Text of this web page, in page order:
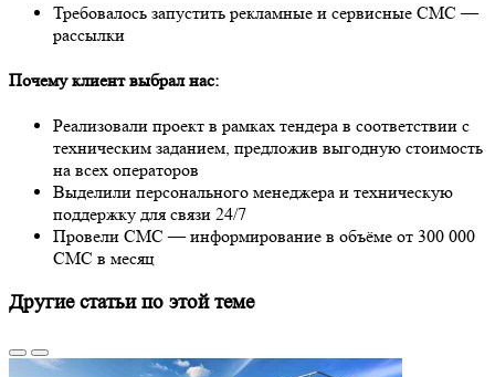
Требовалось запустить рекламные и сервисные СМС —
рассылки
Почему клиент выбрал нас:
Реализовали проект в рамках тендера в соответствии с
техническим заданием, предложив выгодную стоимость
на всех операторов
Выделили персонального менеджера и техническую
поддержку для связи 24/7
Провели СМС — информирование в объёме от 300 000
СМС в месяц
Другие статьи по этой теме